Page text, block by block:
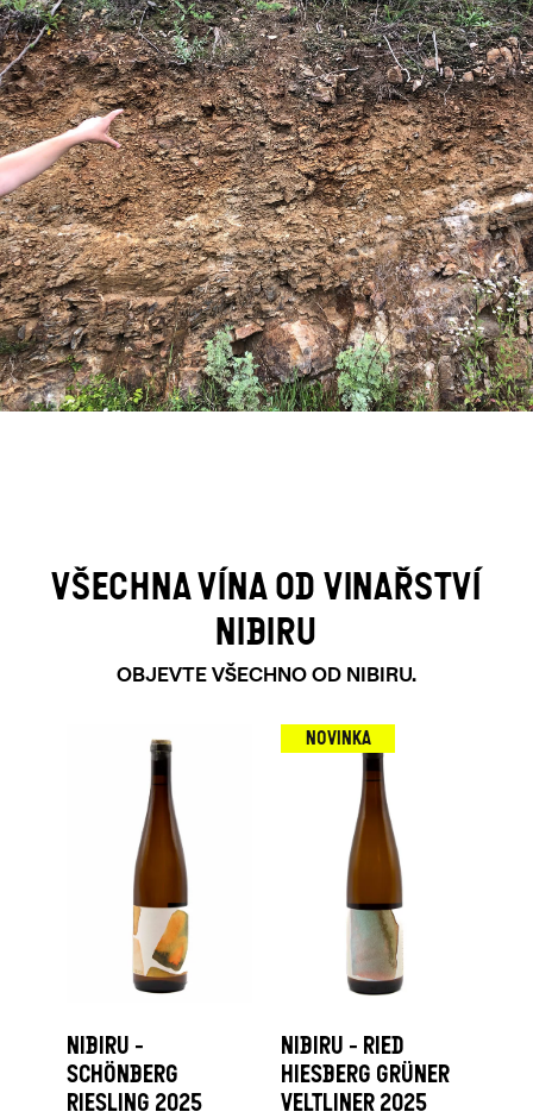
DETAILY O VINAŘSTVÍ, VINICI I VÍNĚ.
VÍCE O VINAŘSTVÍ
VŠECHNA VÍNA OD VINAŘSTVÍ
NIBIRU
OBJEVTE VŠECHNO OD NIBIRU.
NIBIRU -
SCHÖNBERG
RIESLING 2025
NOVINKA
NIBIRU - RIED
HIESBERG GRÜNER
VELTLINER 2025